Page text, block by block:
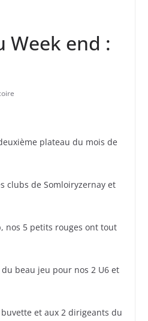
Week end :
plateau du mois de
clubs de Somloiryzernay et
nos 5 petits rouges ont tout
beau jeu pour nos 2 U6 et
et aux 2 dirigeants du